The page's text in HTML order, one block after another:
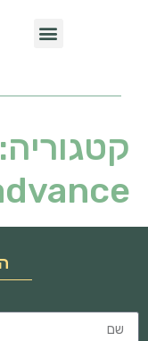
קטגוריה: